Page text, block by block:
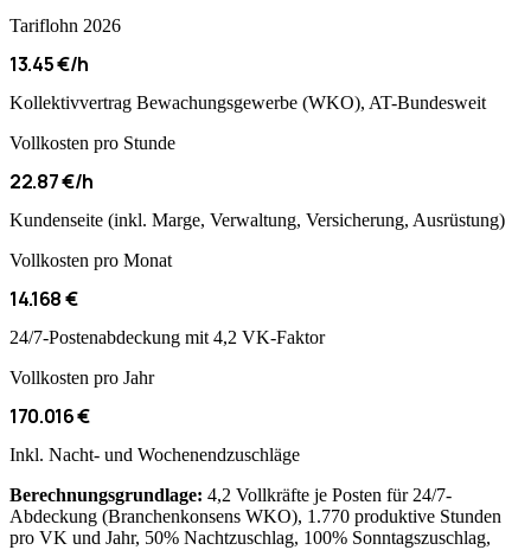
Tariflohn 2026
13.45 €/h
Kollektivvertrag Bewachungsgewerbe (WKO), AT-Bundesweit
Vollkosten pro Stunde
22.87 €/h
Kundenseite (inkl. Marge, Verwaltung, Versicherung, Ausrüstung)
Vollkosten pro Monat
14.168 €
24/7-Postenabdeckung mit 4,2 VK-Faktor
Vollkosten pro Jahr
170.016 €
Inkl. Nacht- und Wochenendzuschläge
Berechnungsgrundlage: 4,2 Vollkräfte je Posten für 24/7-
Abdeckung (Branchenkonsens WKO), 1.770 produktive Stunden
pro VK und Jahr, 50% Nachtzuschlag, 100% Sonntagszuschlag,